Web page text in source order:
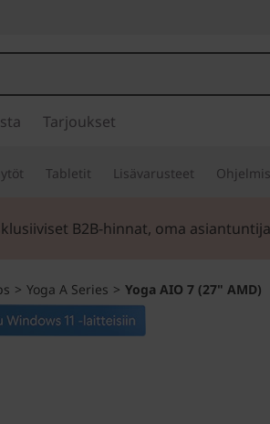
Tarjoukset
Tabletit Lisävarusteet
B2B-hinnat, oma
> Yoga A Series > Yoga AIO 7 (27" AMD)